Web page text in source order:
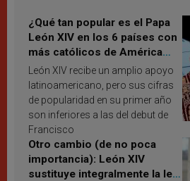
¿Qué tan popular es el Papa
León XIV en los 6 países con
más católicos de América
Latina en 2026? Publican
resultados de investigación
León XIV recibe un amplio apoyo
latinoamericano, pero sus cifras
de popularidad en su primer año
son inferiores a las del debut de
Francisco
Otro cambio (de no poca
importancia): León XIV
sustituye integralmente la ley